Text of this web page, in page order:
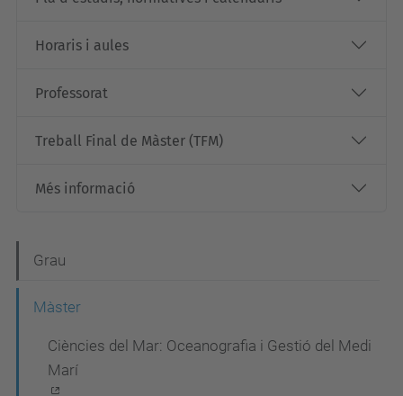
Horaris i aules
Professorat
Treball Final de Màster (TFM)
Més informació
a
Grau
Màster
Ciències del Mar: Oceanografia i Gestió del Medi
Marí